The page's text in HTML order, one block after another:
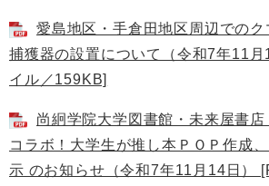
愛島地区・手倉田地区周辺でのク
捕獲器の設置について（令和7年11
イル／159KB]
尚絅学院大学図書館・未来屋書
コラボ！大学生が推し本ＰＯＰ作成
示 のお知らせ（令和7年11月14日）